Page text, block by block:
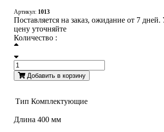
Артикул: 1013
Поставляется на заказ, ожидание от 7
цену уточняйте
Количество :
Добавить в корзину
Тип Комплектующие
Длина 400 мм